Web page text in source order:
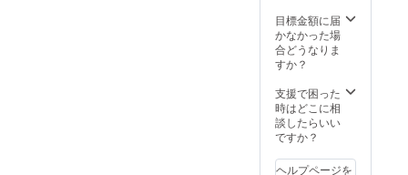
が、今
のとこ
ろお一
３時間
ほどの
面談時
間と
なって
おりま
ンのみ
全種類
20%OF
10％OF
Fは変更
無し
（旧会
の特権
限定
（2025
年7月～
日間
（基本
的に、
水曜日
日、営
ただき
ます。
また、
た美味
しい
コー
ヒー
MAATle
い！」
と思っ
てらっ
へ、珈
琲日記
のノウ
ハウと
技をメ
目標金額に届
かなかった場
合どうなりま
すか？
支援で困った
時はどこに相
談したらいい
ですか？
ヘルプページを